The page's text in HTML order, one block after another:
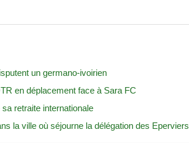
un germano-ivoirien
en déplacement face à Sara FC
retraite internationale
la ville où séjourne la délégation des Eperviers